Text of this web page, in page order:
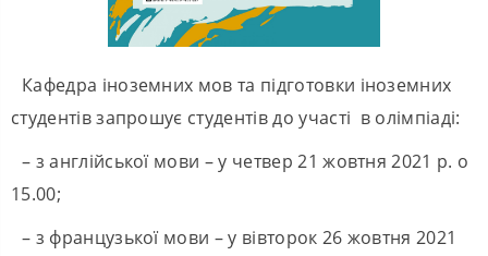
Кафедра іноземних мов та підготовки іноземних
студентів запрошує студентів до участі в олімпіаді:
– з англійської мови – у четвер 21 жовтня 2021 р. о
15.00;
– з французької мови – у вівторок 26 жовтня 2021